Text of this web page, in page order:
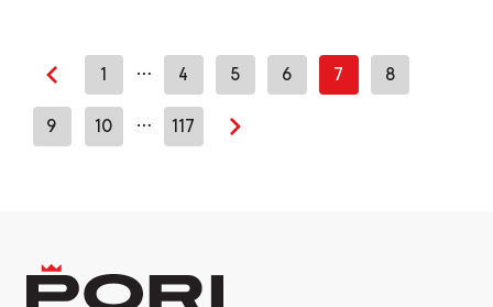
Edellinen sivu
1 … 4 5 6 7 8
9 10 … 117
Seuraava sivu